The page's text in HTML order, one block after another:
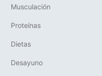
Musculación
Proteínas
Dietas
Desayuno